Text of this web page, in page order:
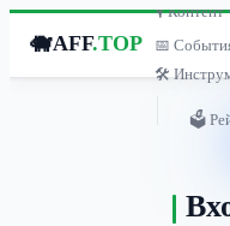
🐗AFF.TOP
🎙 Контент
📅
🛠
🗳